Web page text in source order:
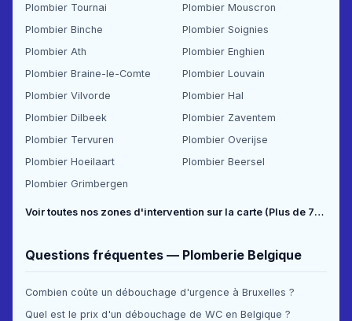
Plombier Tournai
Plombier Mouscron
Plombier Binche
Plombier Soignies
Plombier Ath
Plombier Enghien
Plombier Braine-le-Comte
Plombier Louvain
Plombier Vilvorde
Plombier Hal
Plombier Dilbeek
Plombier Zaventem
Plombier Tervuren
Plombier Overijse
Plombier Hoeilaart
Plombier Beersel
Plombier Grimbergen
Voir toutes nos zones d'intervention sur la carte (Plus de 70 communes couvertes) →
Questions fréquentes — Plomberie Belgique
Combien coûte un débouchage d'urgence à Bruxelles ?
Quel est le prix d'un débouchage de WC en Belgique ?